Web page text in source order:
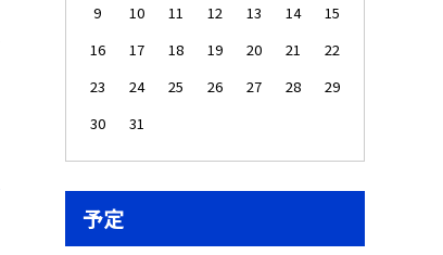
9
10 11 12 13 14
15
16
17 18 19 20 21
22
23
24 25 26 27 28
29
30
31
予定